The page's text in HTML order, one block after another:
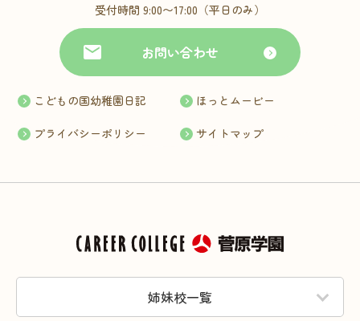
受付時間 9:00〜17:00（平日のみ）
お問い合わせ
こどもの国幼稚園日記 ほっとムービー
プライバシーポリシー サイトマップ
姉妹校一覧